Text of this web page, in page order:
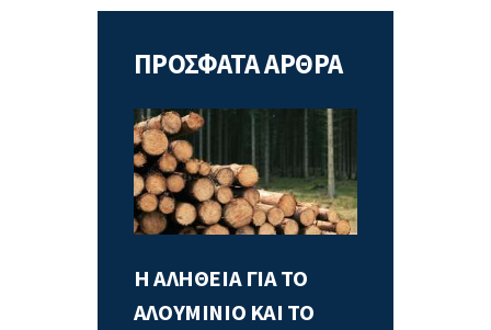
ΠΡΟΣΦΑΤΑ ΑΡΘΡΑ
Η ΑΛΗΘΕΙΑ ΓΙΑ ΤΟ
ΑΛΟΥΜΙΝΙΟ ΚΑΙ ΤΟ